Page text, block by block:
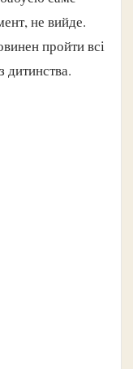
не вийде.
пройти всі
дитинства.